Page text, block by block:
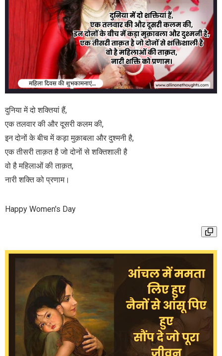
दुनिया में दो शक्तियां हैं,
एक तलवार की और दूसरी कलम की,
इन दोनों के बीच में कड़ा मुक़ाबला और दुश्मनी है,
एक तीसरी ताक़त है जो दोनों से शक्तिशाली है
वो है महिलाओं की ताक़त,
नारी शक्ति को प्रणाम।
Happy Women's Day